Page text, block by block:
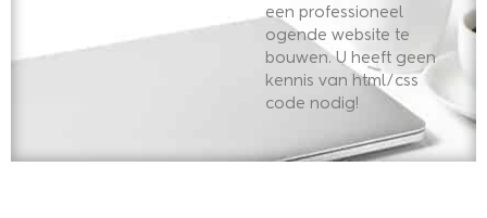
een professioneel
ogende website te
bouwen. U heeft geen
kennis van html/css
code nodig!